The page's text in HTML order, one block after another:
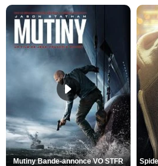
Mutiny Bande-annonce VO STFR